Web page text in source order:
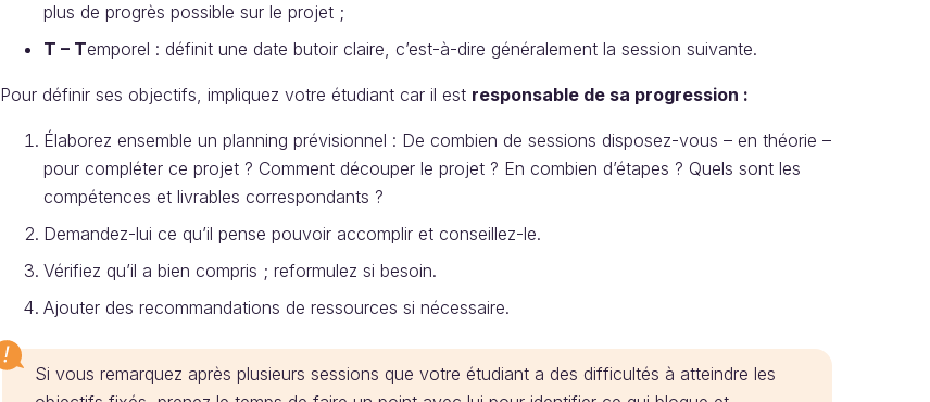
plus de progrès possible sur le projet ;
T – Temporel : définit une date butoir claire, c’est-à-dire généralement la session suivante.
Pour définir ses objectifs, impliquez votre étudiant car il est responsable de sa progression :
Élaborez ensemble un planning prévisionnel : De combien de sessions disposez-vous – en théorie –
pour compléter ce projet ? Comment découper le projet ? En combien d’étapes ? Quels sont les
compétences et livrables correspondants ?
Demandez-lui ce qu’il pense pouvoir accomplir et conseillez-le.
Vérifiez qu’il a bien compris ; reformulez si besoin.
Ajouter des recommandations de ressources si nécessaire.
Si vous remarquez après plusieurs sessions que votre étudiant a des difficultés à atteindre les